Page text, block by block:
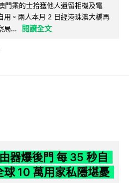
門乘的士拾獲他人遺留相機及電
用。兩人本月 2 日經港珠澳大橋再
局...
閱讀全文
器爆後門 每 35 秒自
球 10 萬用家私隱堪憂